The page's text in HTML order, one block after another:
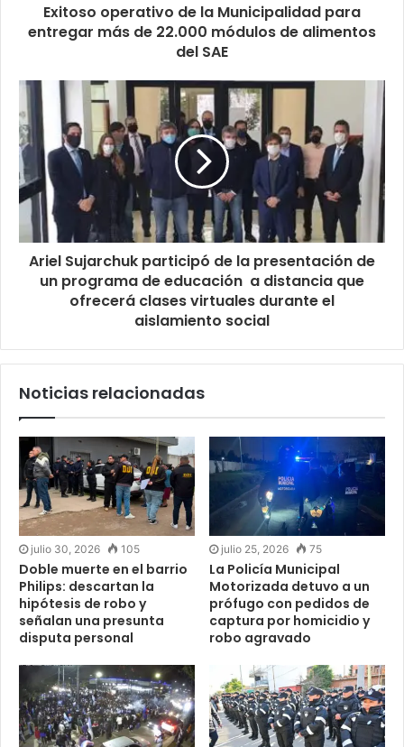
Exitoso operativo de la Municipalidad para
entregar más de 22.000 módulos de alimentos
del SAE
Ariel Sujarchuk participó de la presentación de
un programa de educación a distancia que
ofrecerá clases virtuales durante el
aislamiento social
Noticias relacionadas
julio 30, 2026 105
Doble muerte en el barrio
Philips: descartan la
hipótesis de robo y
señalan una presunta
disputa personal
julio 25, 2026 75
La Policía Municipal
Motorizada detuvo a un
prófugo con pedidos de
captura por homicidio y
robo agravado